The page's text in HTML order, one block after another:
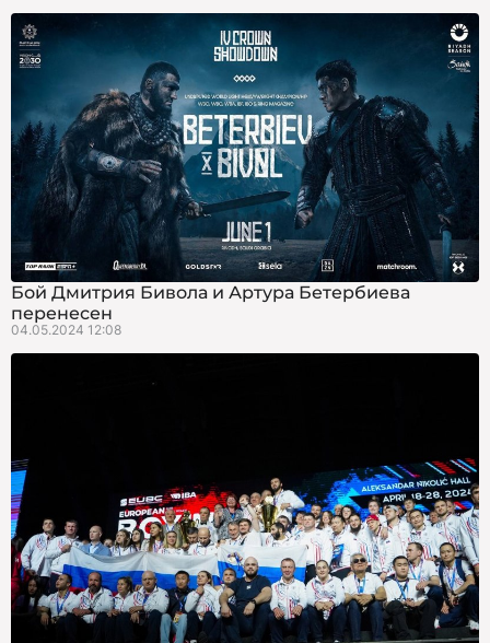
Бой Дмитрия Бивола и Артура Бетербиева
перенесен
04.05.2024 12:08